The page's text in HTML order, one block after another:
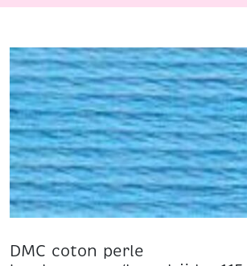
DMC coton perle